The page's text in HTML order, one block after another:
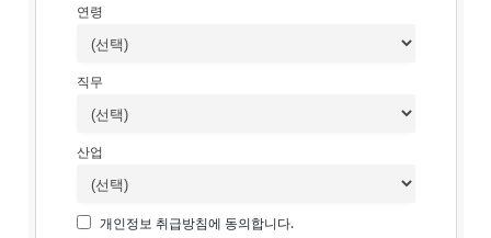
연령
직무
산업
개인정보 취급방침에 동의합니다.